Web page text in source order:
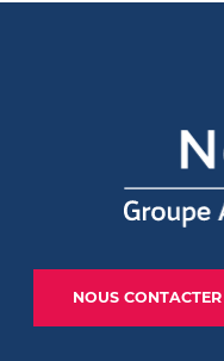
NOUS CONTACTER